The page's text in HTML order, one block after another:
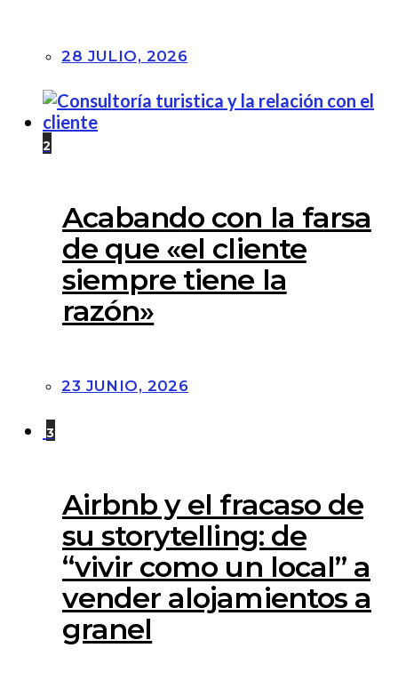
28 JULIO, 2026
2
Acabando con la farsa
de que «el cliente
siempre tiene la
razón»
23 JUNIO, 2026
3
Airbnb y el fracaso de
su storytelling: de
“vivir como un local” a
vender alojamientos a
granel